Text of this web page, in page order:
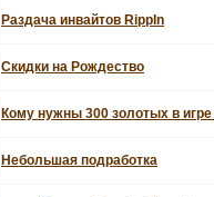
Раздача инвайтов RippIn
Скидки на Рождество
Кому нужны 300 золотых в
Небольшая подработка